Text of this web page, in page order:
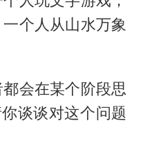
个人从山水万象
会在某个阶段思
谈谈对这个问题